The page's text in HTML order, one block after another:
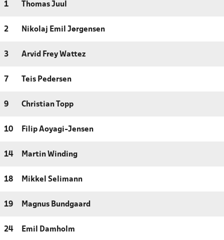
1 Thomas Juul
2 Nikolaj Emil Jørgensen
3 Arvid Frey Wattez
7 Teis Pedersen
9 Christian Topp
10 Filip Aoyagi-Jensen
14 Martin Winding
18 Mikkel Selimann
19 Magnus Bundgaard
24 Emil Damholm